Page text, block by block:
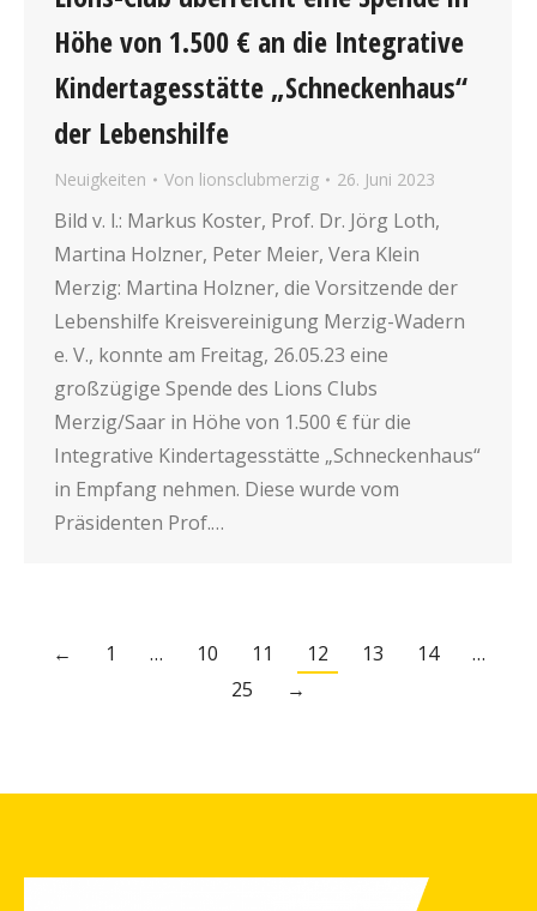
Höhe von 1.500 € an die Integrative
Kindertagesstätte „Schneckenhaus“
der Lebenshilfe
Neuigkeiten Von lionsclubmerzig 26. Juni 2023
Bild v. l.: Markus Koster, Prof. Dr. Jörg Loth,
Martina Holzner, Peter Meier, Vera Klein
Merzig: Martina Holzner, die Vorsitzende der
Lebenshilfe Kreisvereinigung Merzig-Wadern
e. V., konnte am Freitag, 26.05.23 eine
großzügige Spende des Lions Clubs
Merzig/Saar in Höhe von 1.500 € für die
Integrative Kindertagesstätte „Schneckenhaus“
in Empfang nehmen. Diese wurde vom
Präsidenten Prof.…
← 1 … 10 11 12 13 14
…
25
→